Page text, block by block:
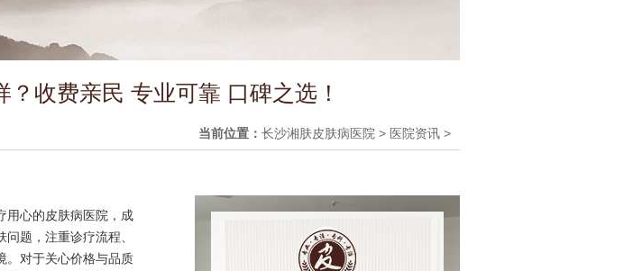
收费亲民 专业可靠 口碑之选！
当前位置： 长沙湘肤皮肤病医院 > 医院资讯 >
用心的皮肤病医院，成
题，注重诊疗流程、
。对于关心价格与品质